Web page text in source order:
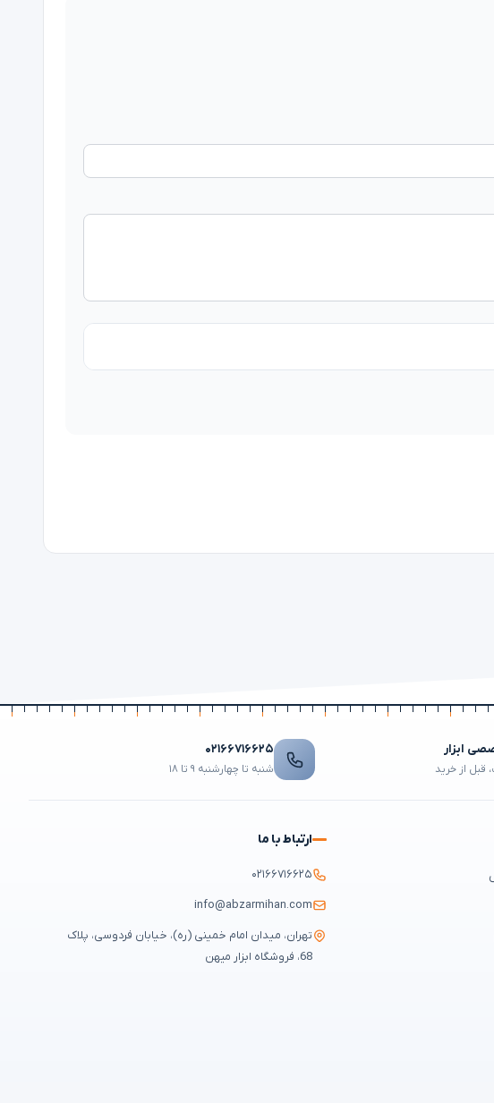
ابزار
قبل از خرید
۰۲۱۶۶۷۱۶۶۲۵
شنبه تا چهارشنبه ۹ تا ۱۸
ارتباط با ما
۰۲۱۶۶۷۱۶۶۲۵
info@abzarmihan.com
تهران، میدان امام خمینی (ره)، خیابان فردوسی، پلاک
68، فروشگاه ابزار میهن